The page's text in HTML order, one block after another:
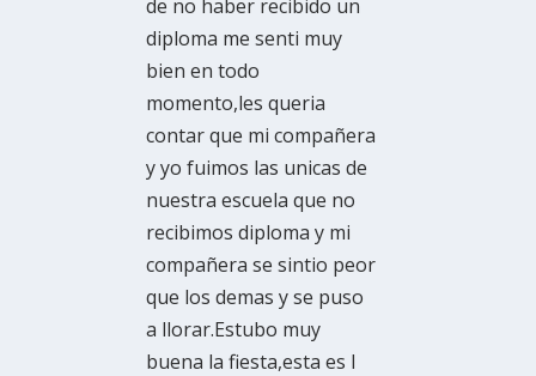
de no haber recibido un
diploma me senti muy
bien en todo
momento,les queria
contar que mi compañera
y yo fuimos las unicas de
nuestra escuela que no
recibimos diploma y mi
compañera se sintio peor
que los demas y se puso
a llorar.Estubo muy
buena la fiesta,esta es l